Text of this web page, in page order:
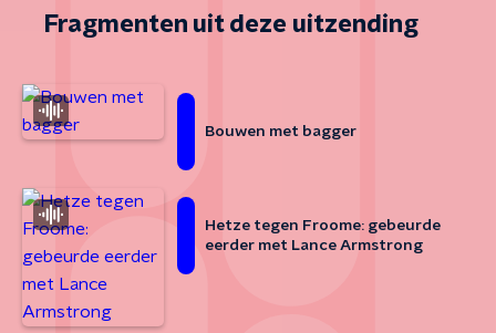
Fragmenten uit deze uitzending
Bouwen met bagger
Hetze tegen Froome: gebeurde
eerder met Lance Armstrong